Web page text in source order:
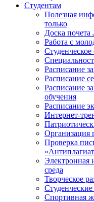
Студентам
Полезная
только
Доска
Работа с
Расписание
Расписание
Расписание
обучения
Расписание
Интернет-
Организация
Проверка
Электронная
среда
Творческое
Спортивная